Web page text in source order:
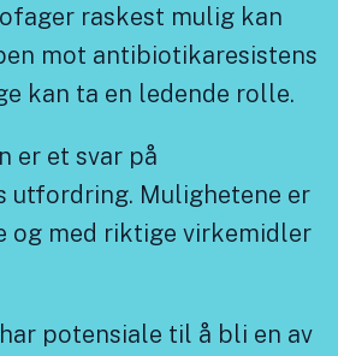
raskest mulig kan
mot antibiotikaresistens
kan ta en ledende rolle.
er et svar på
utfordring. Mulighetene er
og med riktige virkemidler
potensiale til å bli en av